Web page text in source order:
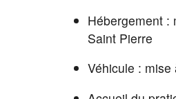
Hébergement :
Saint Pierre
Véhicule :